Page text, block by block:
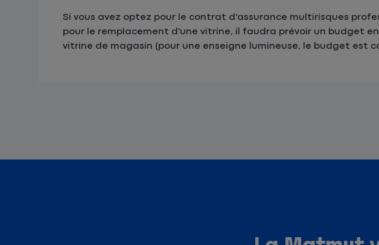
Si vous avez optez pour le contrat d'assurance multirisques
pour le remplacement d'une vitrine, il faudra prévoir un budget
vitrine de magasin (pour une enseigne lumineuse, le budget est